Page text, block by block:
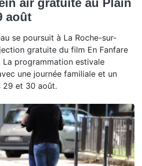
air gratuite au Plain
août
se poursuit à La Roche-sur-
gratuite du film En Fanfare
La programmation estivale
une journée familiale et un
29 et 30 août.